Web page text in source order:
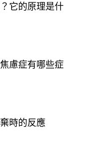
它的原理是什
慮症有哪些症
時的反應